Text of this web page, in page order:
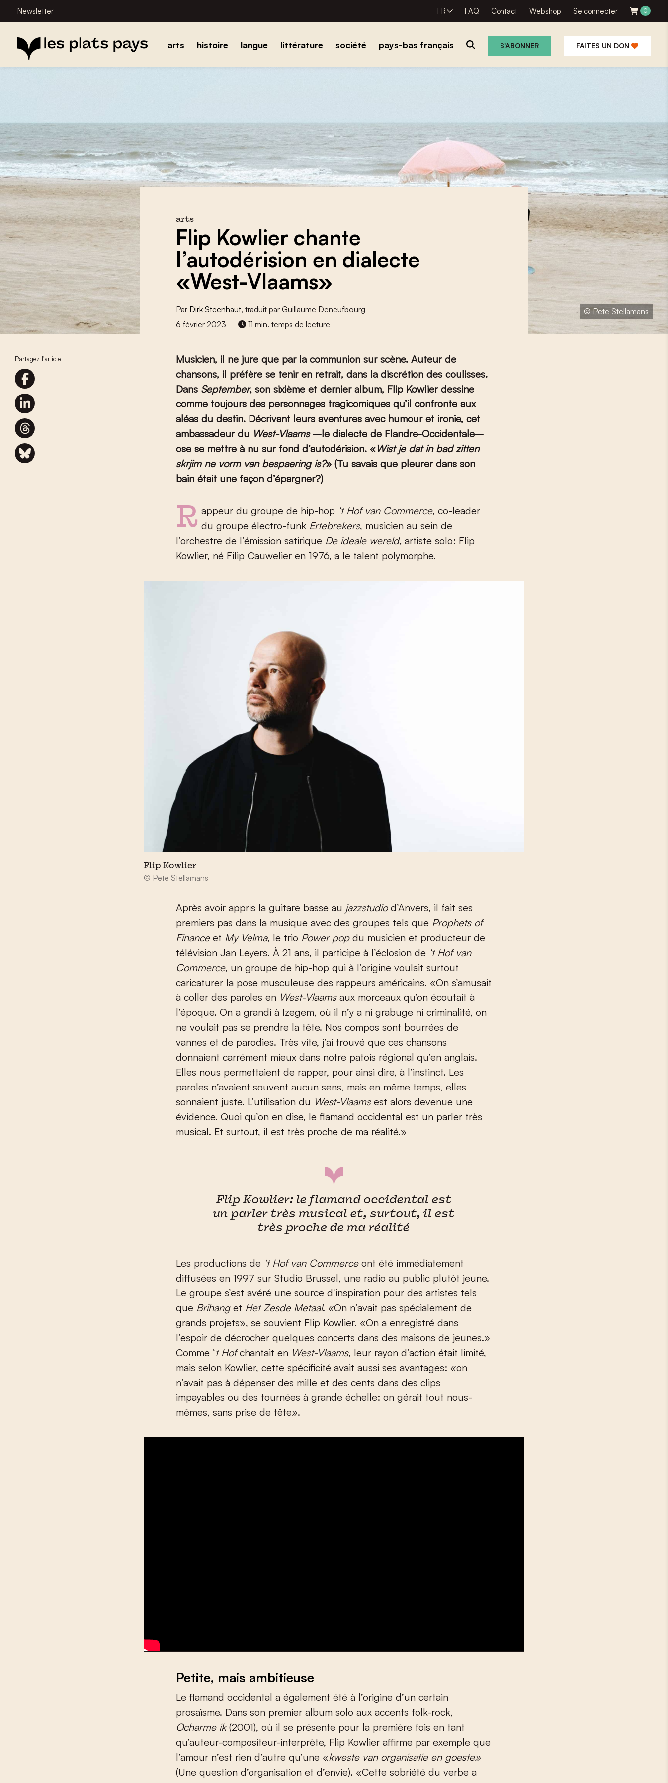
Newsletter FR FAQ Contact Webshop Se connecter 0
arts histoire langue littérature société pays-bas français S'ABONNER FAITES UN DON
© Pete Stellamans
Partagez l'article
arts
Flip Kowlier chante
l’autodérision en dialecte
«West-Vlaams»
Par Dirk Steenhaut, traduit par Guillaume Deneufbourg
6 février 2023
11 min. temps de lecture
Musicien, il ne jure que par la communion sur scène. Auteur de
chansons, il préfère se tenir en retrait, dans la discrétion des coulisses.
Dans September, son sixième et dernier album, Flip Kowlier dessine
comme toujours des personnages tragicomiques qu’il confronte aux
aléas du destin. Décrivant leurs aventures avec humour et ironie, cet
ambassadeur du West-Vlaams–le dialecte de Flandre-Occidentale–
ose se mettre à nu sur fond d’autodérision.«Wist je dat in bad zitten
skrjim ne vorm van bespaering is?»(Tu savais que pleurer dans son
bain était une façon d’épargner?)
Rappeur du groupe de hip-hop ‘t Hof van Commerce, co-leader
du groupe électro-funk Ertebrekers, musicien au sein de
l’orchestre de l’émission satirique De ideale wereld,artiste solo: Flip
Kowlier, né Filip Cauwelier en 1976, a le talent polymorphe.
Flip Kowlier
© Pete Stellamans
Après avoir appris la guitare basse au jazzstudiod’Anvers, il fait ses
premiers pas dans la musique avec des groupes tels que Prophets of
Financeet My Velma, le trio Power popdu musicien et producteur de
télévision Jan Leyers. À 21 ans, il participe à l’éclosion de ‘t Hof van
Commerce, un groupe de hip-hop qui à l’origine voulait surtout
caricaturer la pose musculeuse des rappeurs américains. «On s’amusait
à coller des paroles en West-Vlaamsaux morceaux qu’on écoutait à
l’époque. On a grandi à Izegem, où il n’y a ni grabuge ni criminalité, on
ne voulait pas se prendre la tête. Nos compos sont bourrées de
vannes et de parodies. Très vite, j’ai trouvé que ces chansons
donnaient carrément mieux dans notre patois régional qu’en anglais.
Elles nous permettaient de rapper, pour ainsi dire, à l’instinct. Les
paroles n’avaient souvent aucun sens, mais en même temps, elles
sonnaient juste. L’utilisation du West-Vlaamsest alors devenue une
évidence. Quoi qu’on en dise, le flamand occidental est un parler très
musical. Et surtout, il est très proche de ma réalité.»
Flip Kowlier: le flamand occidental est
un parler très musical et, surtout, il est
très proche de ma réalité
Les productions de ‘t Hof van Commerceont été immédiatement
diffusées en 1997 sur Studio Brussel, une radio au public plutôt jeune.
Le groupe s’est avéré une source d’inspiration pour des artistes tels
que Brihanget Het Zesde Metaal. «On n’avait pas spécialement de
grands projets», se souvient Flip Kowlier. «On a enregistré dans
l’espoir de décrocher quelques concerts dans des maisons de jeunes.»
Comme ‘t Hofchantait en West-Vlaams, leur rayon d’action était limité,
mais selon Kowlier, cette spécificité avait aussi ses avantages: «on
n’avait pas à dépenser des mille et des cents dans des clips
impayables ou des tournées à grande échelle: on gérait tout nous-
mêmes, sans prise de tête».
Petite, mais ambitieuse
Le flamand occidental a également été à l’origine d’un certain
prosaïsme. Dans son premier album solo aux accents folk-rock,
Ocharme ik(2001), où il se présente pour la première fois en tant
qu’auteur-compositeur-interprète, Flip Kowlier affirme par exemple que
l’amour n’est rien d’autre qu’une «kweste van organisatie en goeste»
(Une question d’organisation et d’envie). «Cette sobriété du verbe a